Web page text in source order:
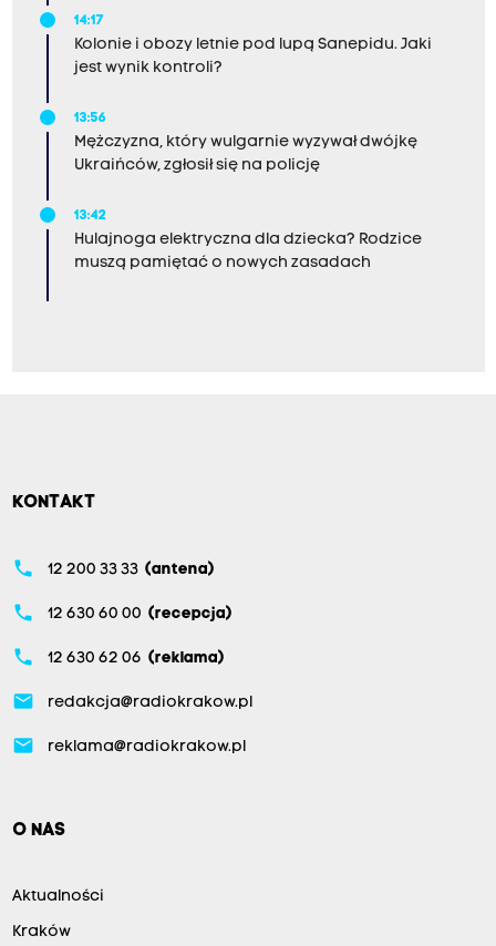
14:17
Kolonie i obozy letnie pod lupą Sanepidu. Jaki
jest wynik kontroli?
13:56
Mężczyzna, który wulgarnie wyzywał dwójkę
Ukraińców, zgłosił się na policję
13:42
Hulajnoga elektryczna dla dziecka? Rodzice
muszą pamiętać o nowych zasadach
KONTAKT
phone 12 200 33 33 (antena)
phone 12 630 60 00 (recepcja)
phone 12 630 62 06 (reklama)
email redakcja@radiokrakow.pl
email reklama@radiokrakow.pl
O NAS
Aktualności
Kraków